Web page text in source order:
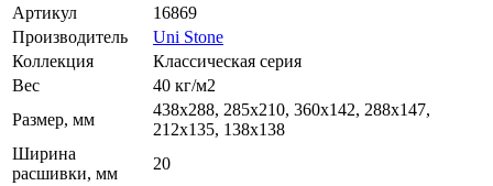
Артикул
16869
Производитель
Uni Stone
Коллекция
Классическая серия
Вес
40 кг/м2
Размер, мм
438х288, 285х210, 360х142, 288х147,
212х135, 138х138
Ширина
расшивки, мм
20